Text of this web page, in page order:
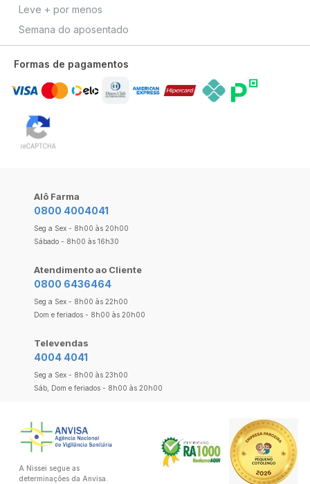
Leve + por menos
Semana do aposentado
Formas de pagamentos
Alô Farma
0800 4004041
Seg a Sex - 8h00 às 20h00
Sábado - 8h00 às 16h30
Atendimento ao Cliente
0800 6436464
Seg a Sex - 8h00 às 22h00
Dom e feriados - 8h00 às 20h00
Televendas
4004 4041
Seg a Sex - 8h00 às 23h00
Sáb, Dom e feriados - 8h00 às 20h00
A Nissei segue as
determinações da Anvisa.